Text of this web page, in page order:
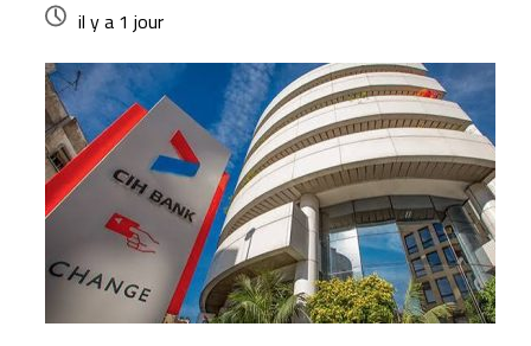
il y a 1 jour